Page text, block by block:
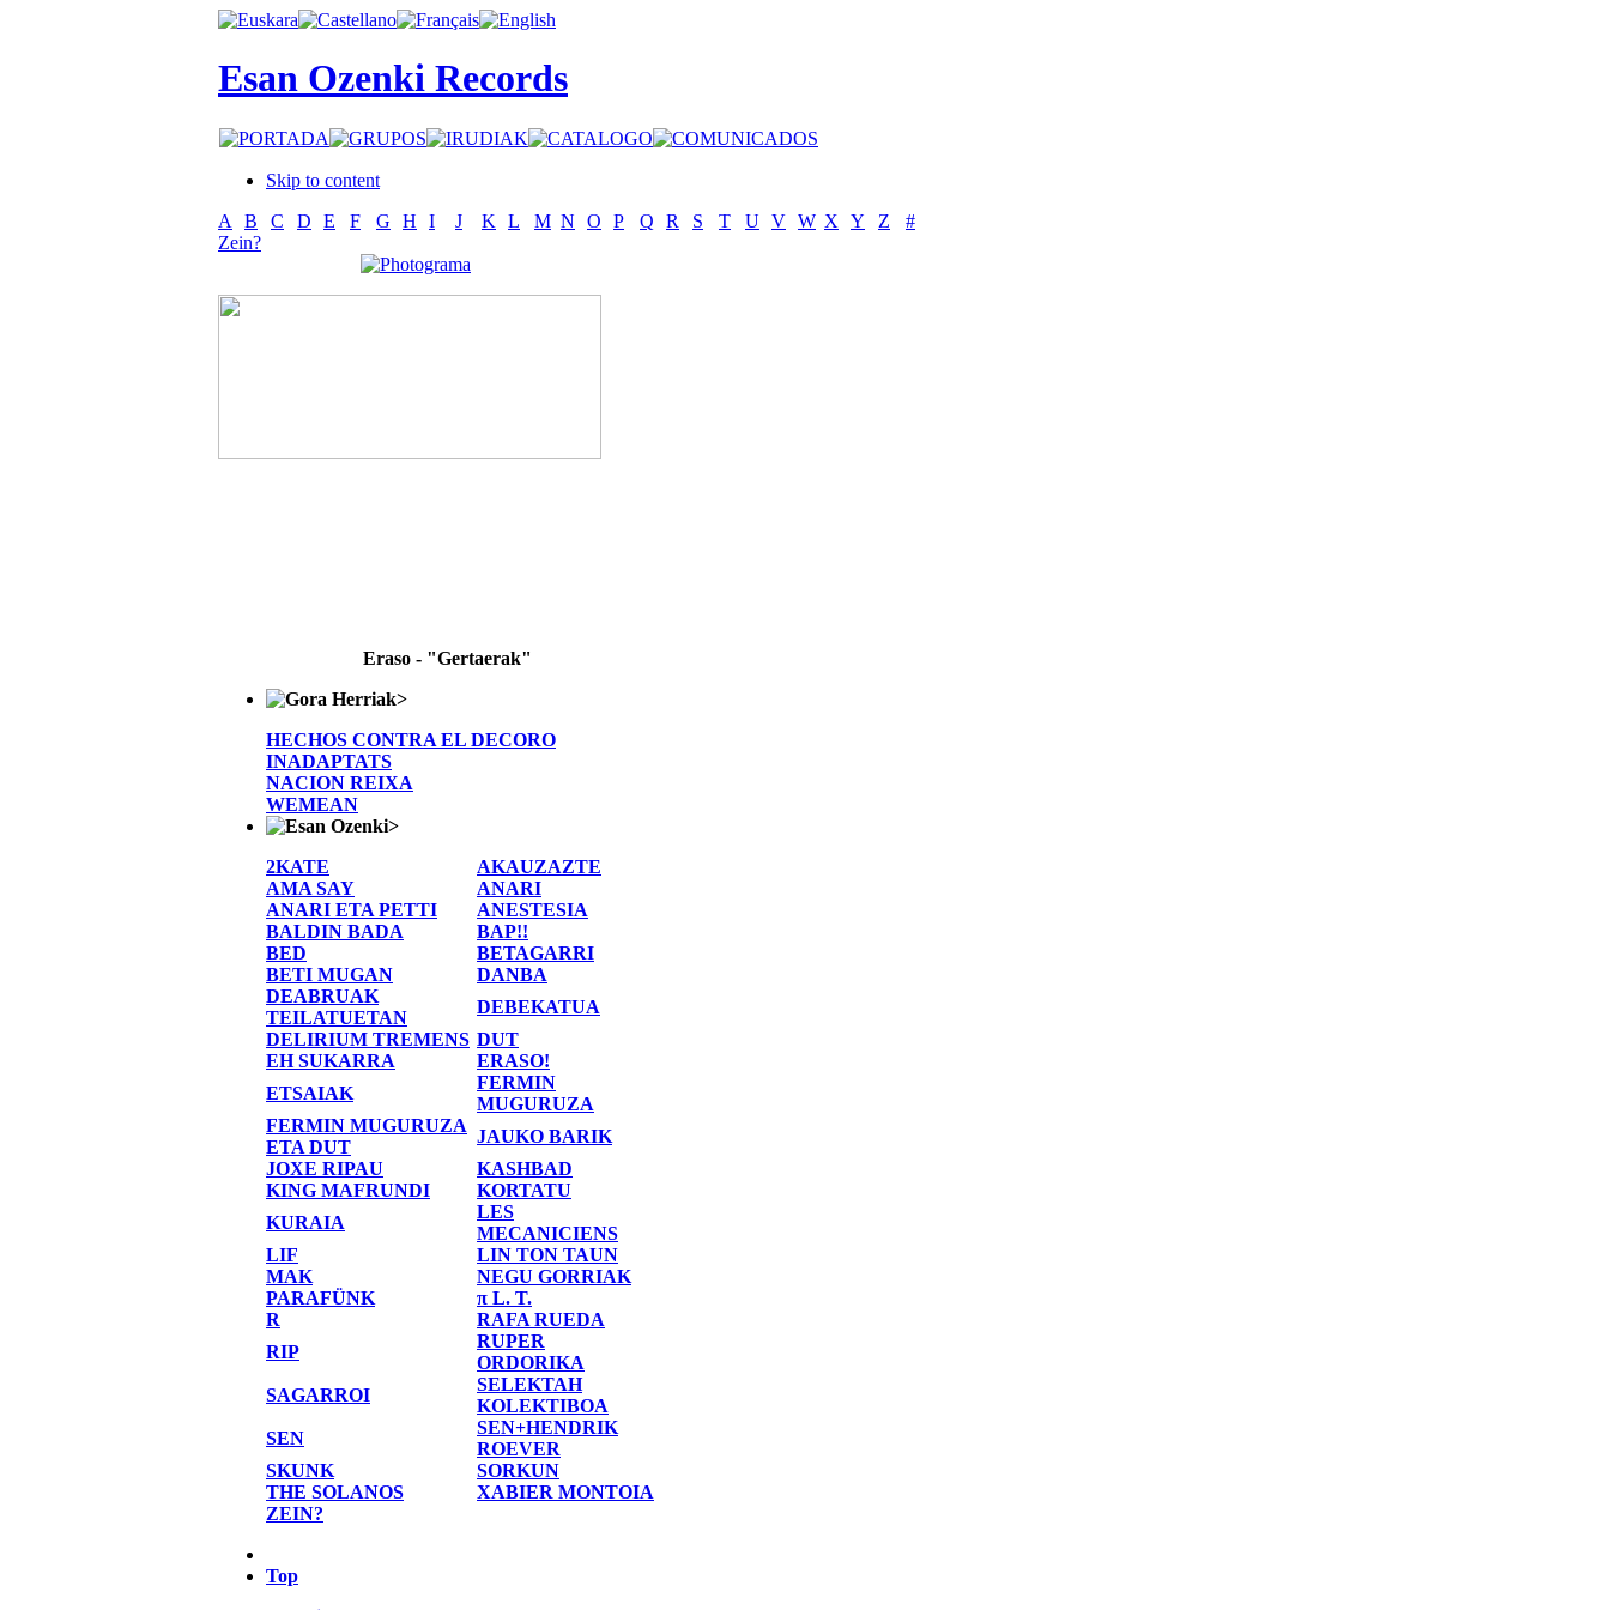
Esan Ozenki Records
Skip to content
A
B C D E F G H I J K L M N O P Q R S T U V W X Y Z
#
Zein?
Eraso - "Gertaerak"
>
HECHOS CONTRA EL DECORO
INADAPTATS
NACION REIXA
WEMEAN
>
2KATE
AKAUZAZTE
AMA SAY
ANARI
ANARI ETA PETTI
ANESTESIA
BALDIN BADA
BAP!!
BED
BETAGARRI
BETI MUGAN
DANBA
DEABRUAK
TEILATUETAN
DEBEKATUA
DELIRIUM TREMENS DUT
EH SUKARRA
ERASO!
ETSAIAK
FERMIN
MUGURUZA
FERMIN MUGURUZA
ETA DUT
JAUKO BARIK
JOXE RIPAU
KASHBAD
KING MAFRUNDI
KORTATU
KURAIA
LES
MECANICIENS
LIF
LIN TON TAUN
MAK
NEGU GORRIAK
PARAFÜNK
π L. T.
R
RAFA RUEDA
RIP
RUPER
ORDORIKA
SAGARROI
SELEKTAH
KOLEKTIBOA
SEN
SEN+HENDRIK
ROEVER
SKUNK
SORKUN
THE SOLANOS
XABIER MONTOIA
ZEIN?
Top